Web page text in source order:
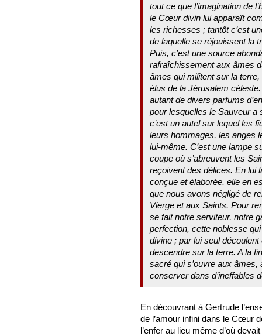
tout ce que l’imagination de
le Cœur divin lui apparaît
les richesses ; tantôt c’est
de laquelle se réjouissent la
Puis, c’est une source
rafraîchissement aux âmes
âmes qui militent sur la
élus de la Jérusalem céleste.
autant de divers parfums
pour lesquelles le Sauveur a
c’est un autel sur lequel les
leurs hommages, les anges
lui-même. C’est une lampe
coupe où s’abreuvent les
reçoivent des délices. En lui
conçue et élaborée, elle en
que nous avons négligé de
Vierge et aux Saints. Pour
se fait notre serviteur, notre
perfection, cette noblesse
divine ; par lui seul
descendre sur la terre. A la
sacré qui s’ouvre aux
conserver dans d’ineffables
En découvrant à Gertrude
de l’amour infini dans le Cœur
l’enfer au lieu même d’où